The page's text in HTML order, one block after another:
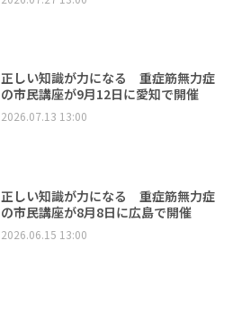
正しい知識が力になる 重症筋無力症
の市民講座が9月12日に愛知で開催
2026.07.13 13:00
正しい知識が力になる 重症筋無力症
の市民講座が8月8日に広島で開催
2026.06.15 13:00